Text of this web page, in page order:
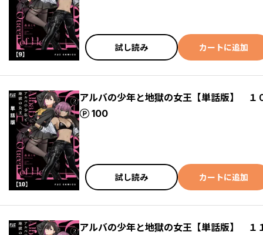
試し読み カートに追加
アルバの少年と地獄の女王【単話版】 １
100
ポイント
試し読み カートに追加
アルバの少年と地獄の女王【単話版】 １